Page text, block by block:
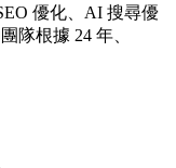
優化、AI 搜尋優
隊根據 24 年、